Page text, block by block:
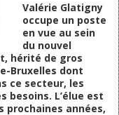
Valérie Glatigny
occupe un poste
en vue au sein
du nouvel
hérité de gros
Bruxelles dont
ce secteur, les
besoins. L’élue est
prochaines années,